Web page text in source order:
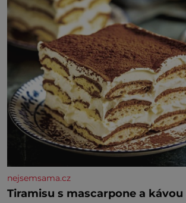
nejsemsama.cz
Tiramisu s mascarpone a kávou